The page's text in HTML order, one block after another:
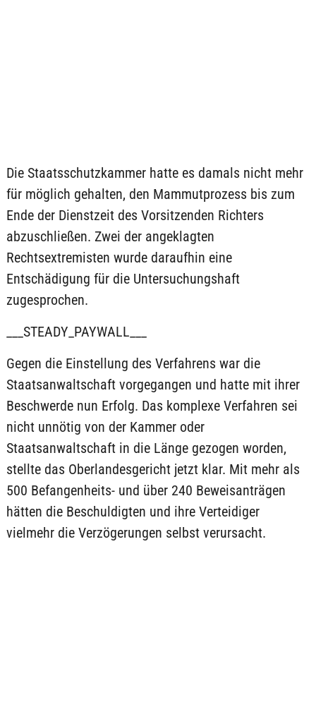
Die Staatsschutzkammer hatte es damals nicht mehr
für möglich gehalten, den Mammutprozess bis zum
Ende der Dienstzeit des Vorsitzenden Richters
abzuschließen. Zwei der angeklagten
Rechtsextremisten wurde daraufhin eine
Entschädigung für die Untersuchungshaft
zugesprochen.
___STEADY_PAYWALL___
Gegen die Einstellung des Verfahrens war die
Staatsanwaltschaft vorgegangen und hatte mit ihrer
Beschwerde nun Erfolg. Das komplexe Verfahren sei
nicht unnötig von der Kammer oder
Staatsanwaltschaft in die Länge gezogen worden,
stellte das Oberlandesgericht jetzt klar. Mit mehr als
500 Befangenheits- und über 240 Beweisanträgen
hätten die Beschuldigten und ihre Verteidiger
vielmehr die Verzögerungen selbst verursacht.